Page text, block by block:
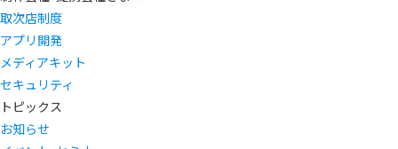
取次店制度
アプリ開発
メディアキット
セキュリティ
トピックス
お知らせ